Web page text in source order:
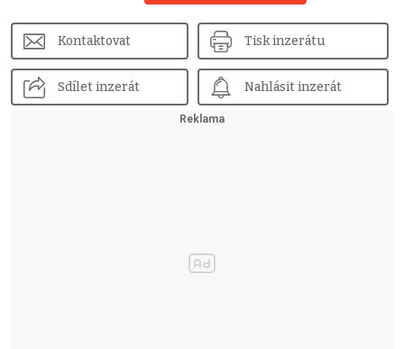
Kontaktovat Tisk inzerátu
Sdílet inzerát Nahlásit inzerát